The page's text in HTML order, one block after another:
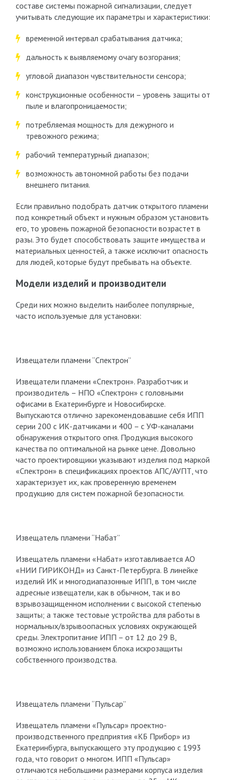
составе системы пожарной сигнализации, следует
учитывать следующие их параметры и характеристики:
временной интервал срабатывания датчика;
дальность к выявляемому очагу возгорания;
угловой диапазон чувствительности сенсора;
конструкционные особенности – уровень защиты от
пыле и влагопроницаемости;
потребляемая мощность для дежурного и
тревожного режима;
рабочий температурный диапазон;
возможность автономной работы без подачи
внешнего питания.
Если правильно подобрать датчик открытого пламени
под конкретный объект и нужным образом установить
его, то уровень пожарной безопасности возрастет в
разы. Это будет способствовать защите имущества и
материальных ценностей, а также исключит опасность
для людей, которые будут пребывать на объекте.
Модели изделий и производители
Среди них можно выделить наиболее популярные,
часто используемые для установки:
Извещатели пламени “Спектрон”
Извещатели пламени «Спектрон». Разработчик и
производитель – НПО «Спектрон» с головными
офисами в Екатеринбурге и Новосибирске.
Выпускаются отлично зарекомендовавшие себя ИПП
серии 200 с ИК-датчиками и 400 – с УФ-каналами
обнаружения открытого огня. Продукция высокого
качества по оптимальной на рынке цене. Довольно
часто проектировщики указывают изделия под маркой
«Спектрон» в спецификациях проектов АПС/АУПТ, что
характеризует их, как проверенную временем
продукцию для систем пожарной безопасности.
Извещатель пламени “Набат”
Извещатель пламени «Набат» изготавливается АО
«НИИ ГИРИКОНД» из Санкт-Петербурга. В линейке
изделий ИК и многодиапазонные ИПП, в том числе
адресные извещатели, как в обычном, так и во
взрывозащищенном исполнении с высокой степенью
защиты; а также тестовые устройства для работы в
нормальных/взрывоопасных условиях окружающей
среды. Электропитание ИПП – от 12 до 29 В,
возможно использованием блока искрозащиты
собственного производства.
Извещатель пламени “Пульсар”
Извещатель пламени «Пульсар» проектно-
производственного предприятия «КБ Прибор» из
Екатеринбурга, выпускающего эту продукцию с 1993
года, что говорит о многом. ИПП «Пульсар»
отличаются небольшими размерами корпуса изделия